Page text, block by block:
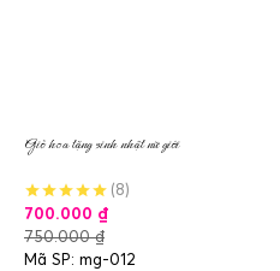
Giỏ hoa tặng sinh nhật nữ giới
(8)
700.000 ₫
750.000₫
Mã SP: mg-012